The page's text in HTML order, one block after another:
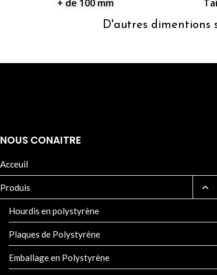
+ de 100 mm
D'autres dimentions
NOUS CONAITRE
Acceuil
Produis
Hourdis en polystyrène
Plaques de Polystyrène
Emballage en Polystyrène